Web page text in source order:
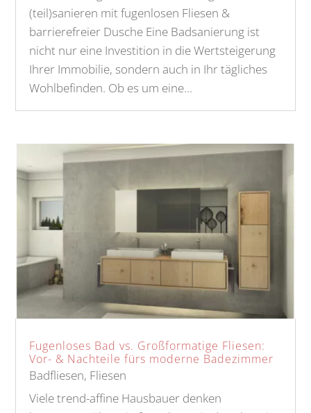
(teil)sanieren mit fugenlosen Fliesen &
barrierefreier Dusche Eine Badsanierung ist
nicht nur eine Investition in die Wertsteigerung
Ihrer Immobilie, sondern auch in Ihr tägliches
Wohlbefinden. Ob es um eine...
Fugenloses Bad vs. Großformatige Fliesen:
Vor- & Nachteile fürs moderne Badezimmer
Badfliesen, Fliesen
Viele trend-affine Hausbauer denken